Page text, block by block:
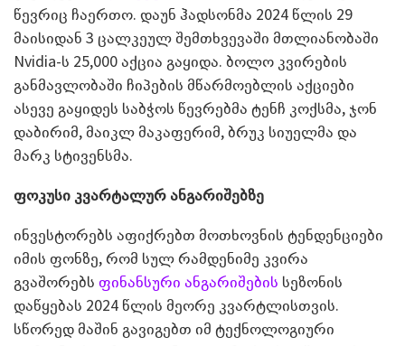
წევრიც ჩაერთო. დაუნ ჰადსონმა 2024 წლის 29
მაისიდან 3 ცალკეულ შემთხვევაში მთლიანობაში
Nvidia-ს 25,000 აქცია გაყიდა. ბოლო კვირების
განმავლობაში ჩიპების მწარმოებლის აქციები
ასევე გაყიდეს საბჭოს წევრებმა ტენჩ კოქსმა, ჯონ
დაბირიმ, მაიკლ მაკაფერიმ, ბრუკ სიუელმა და
მარკ სტივენსმა.
ფოკუსი კვარტალურ ანგარიშებზე
ინვესტორებს აფიქრებთ მოთხოვნის ტენდენციები
იმის ფონზე, რომ სულ რამდენიმე კვირა
გვაშორებს ფინანსური ანგარიშების სეზონის
დაწყებას 2024 წლის მეორე კვარტლისთვის.
სწორედ მაშინ გავიგებთ იმ ტექნოლოგიური